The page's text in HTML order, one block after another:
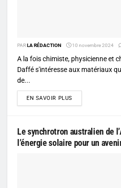
PARLA RÉDACTION 10 novembre 2024
A la fois chimiste, physicienne et
Daffé s'intéresse aux matériaux
de...
EN SAVOIR PLUS
Le synchrotron australien de
l’énergie solaire pour un